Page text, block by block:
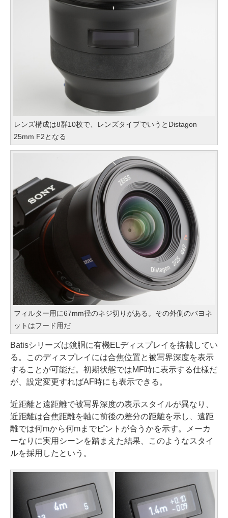
レンズ構成は8群10枚で、レンズタイプでいうとDistagon
25mm F2となる
フィルター用に67mm径のネジ切りがある。その外側のバヨネ
ットはフード用だ
Batisシリーズは鏡胴に有機ELディスプレイを搭載してい
る。このディスプレイには合焦位置と被写界深度を表示
することが可能だ。初期状態ではMF時に表示する仕様だ
が、設定変更すればAF時にも表示できる。
近距離と遠距離で被写界深度の表示スタイルが異なり、
近距離は合焦距離を軸に前後の差分の距離を示し、遠距
離では何mから何mまでピントが合うかを示す。メーカ
ーなりに実用シーンを踏まえた結果、このようなスタイ
ルを採用したという。